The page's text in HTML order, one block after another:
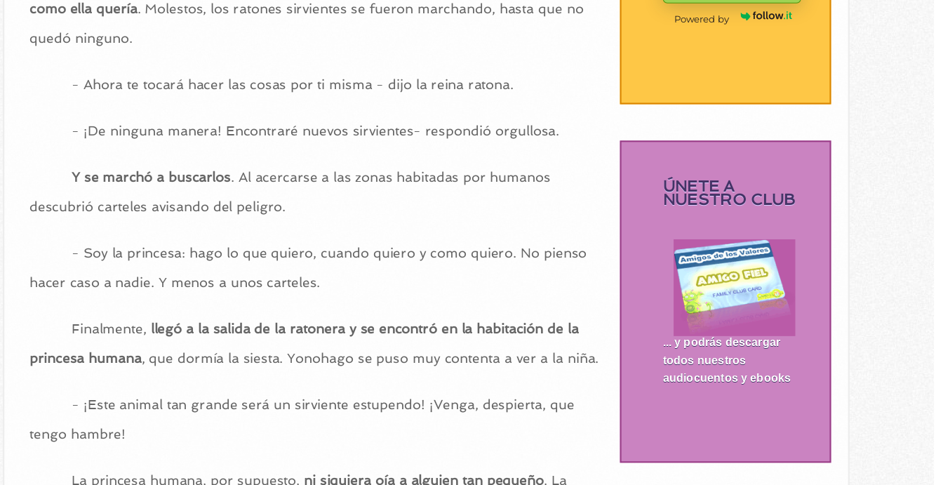
como ella quería. Molestos, los ratones sirvientes se fueron marchando, hasta que no
quedó ninguno.
- Ahora te tocará hacer las cosas por ti misma - dijo la reina ratona.
- ¡De ninguna manera! Encontraré nuevos sirvientes- respondió orgullosa.
Y se marchó a buscarlos. Al acercarse a las zonas habitadas por humanos
descubrió carteles avisando del peligro.
- Soy la princesa: hago lo que quiero, cuando quiero y como quiero. No pienso
hacer caso a nadie. Y menos a unos carteles.
Finalmente, llegó a la salida de la ratonera y se encontró en la habitación de la
princesa humana, que dormía la siesta. Yonohago se puso muy contenta a ver a la niña.
- ¡Este animal tan grande será un sirviente estupendo! ¡Venga, despierta, que
tengo hambre!
La princesa humana, por supuesto, ni siquiera oía a alguien tan pequeño. La
Powered by
ÚNETE A
NUESTRO CLUB
... y podrás descargar
todos nuestros
audiocuentos y ebooks